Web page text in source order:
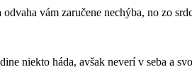
vám zaručene nechýba, no zo
niekto háda, avšak neverí v seba a